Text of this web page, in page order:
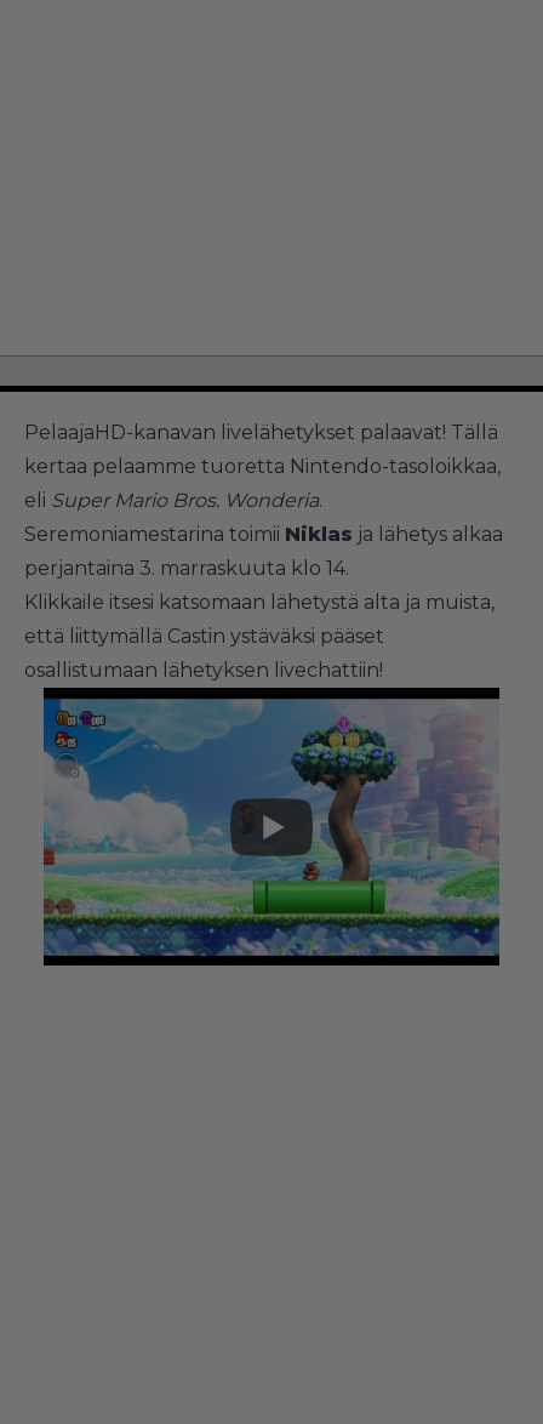
PelaajaHD-kanavan livelähetykset palaavat! Tällä
kertaa pelaamme tuoretta Nintendo-tasoloikkaa,
eli Super Mario Bros. Wonderia.
Seremoniamestarina toimii Niklas ja lähetys alkaa
perjantaina 3. marraskuuta klo 14.
Klikkaile itsesi katsomaan lähetystä alta ja muista,
että liittymällä Castin ystäväksi pääset
osallistumaan lähetyksen livechattiin!